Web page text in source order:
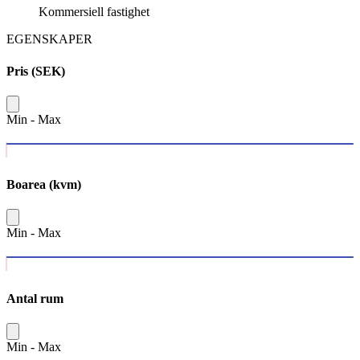
Kommersiell fastighet
EGENSKAPER
Pris (SEK)
Min - Max
Boarea (kvm)
Min - Max
Antal rum
Min - Max